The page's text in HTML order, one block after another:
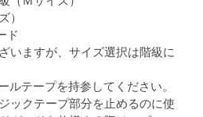
）
ド
いますが、サイズ選択は階級に
ルテープを持参してください。
ックテープ部分を止めるのに使